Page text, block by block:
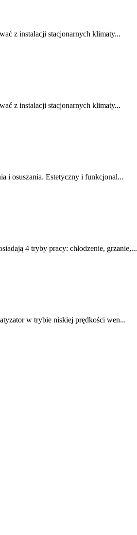
z instalacji stacjonarnych klimaty...
z instalacji stacjonarnych klimaty...
i osuszania. Estetyczny i funkcjonal...
4 tryby pracy: chłodzenie, grzanie,...
w trybie niskiej prędkości wen...